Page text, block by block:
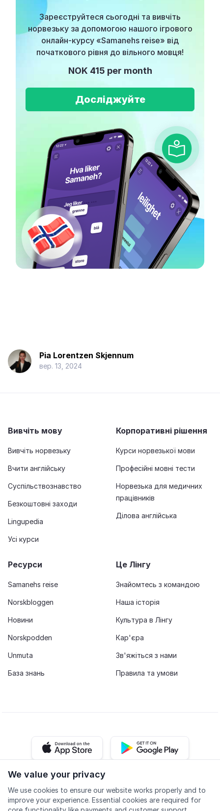
Зареєструйтеся сьогодні та вивчіть
норвезьку за допомогою нашого ігрового
онлайн-курсу «Samanehs reise» від
початкового рівня до вільного мовця!
NOK 415 per month
Досліджуйте
Pia Lorentzen Skjennum
вер. 13, 2024
We value your privacy
We use cookies to ensure our website works properly and to
improve your experience. Essential cookies are required for
Вивчіть мову
Вивчіть норвезьку
Вчити англійську
Суспільствознавство
Безкоштовні заходи
Lingupedia
Усі курси
Корпоративні рішення
Курси норвезької мови
Професійні мовні тести
Норвезька для медичних
працівників
Ділова англійська
Ресурси
Samanehs reise
Norskbloggen
Новини
Norskpodden
Unmuta
База знань
Це Лінгу
Знайомтесь з командою
Наша історія
Культура в Лінгу
Кар'єра
Зв'яжіться з нами
Правила та умови
iOS app Android app
FacebookInstagramYoutubeLinkedIn